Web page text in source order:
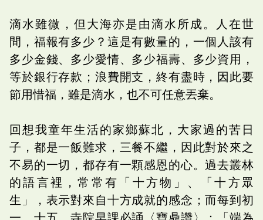
滴水雖微，但大海亦是由滴水所成。人在世
間，福報有多少？這是有數量的，一個人該有
多少金錢、多少愛情、多少福壽、多少資用，
等於銀行存款；浪費開支，終有盡時，因此要
節用惜福，雖是滴水，也不可任意丟棄。
回想我童年生活的家鄉蘇北，大家過的苦日
子，都是一飯難求，三餐不繼，因此對於來之
不易的一切，都存有一顆感恩的心。過去叢林
的語言裡，常常有「十方物」、「十方眾
生」，表示對來自十方成就的感念；而每到初